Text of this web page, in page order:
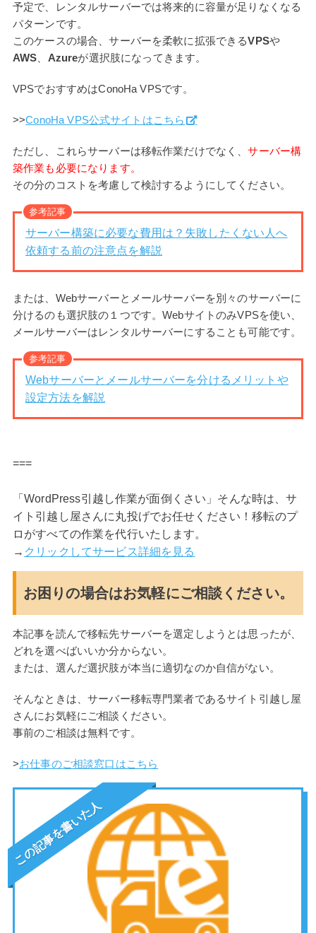
予定で、レンタルサーバーでは将来的に容量が足りなくなる
パターンです。
このケースの場合、サーバーを柔軟に拡張できるVPSや
AWS
Azureが選択肢になってきます。
VPSでおすすめはConoHa VPSです。
>>ConoHa VPS公式サイトはこちら
ただし、これらサーバーは移転作業だけでなく、サーバー構
築作業も必要になります。
その分のコストを考慮して検討するようにしてください。
参考記事
サーバー構築に必要な費用は？失敗したくない人へ
依頼する前の注意点を解説
または、Webサーバーとメールサーバーを別々のサーバーに
分けるのも選択肢の１つです。WebサイトのみVPSを使い、
メールサーバーはレンタルサーバーにすることも可能です。
参考記事
Webサーバーとメールサーバーを分けるメリットや
設定方法を解説
===
「WordPress引越し作業が面倒くさい」そんな時は、サ
イト引越し屋さんに丸投げでお任せください！移転のプ
ロがすべての作業を代行いたします。
→ クリックしてサービス詳細を見る
お困りの場合はお気軽にご相談ください。
本記事を読んで移転先サーバーを選定しようとは思ったが、
どれを選べばいいか分からない。
または、選んだ選択肢が本当に適切なのか自信がない。
そんなときは、サーバー移転専門業者であるサイト引越し屋
さんにお気軽にご相談ください。
事前のご相談は無料です。
>お仕事のご相談窓口はこちら
この記事を書いた人